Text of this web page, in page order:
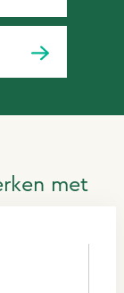
met